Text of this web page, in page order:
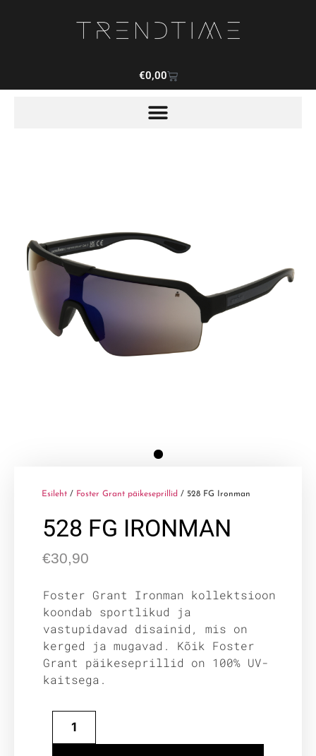
€0,00
Esileht / Foster Grant päikeseprillid / 528 FG Ironman
528 FG IRONMAN
€30,90
Foster Grant Ironman kollektsioon
koondab sportlikud ja
vastupidavad disainid, mis on
kerged ja mugavad. Kõik Foster
Grant päikeseprillid on 100% UV-
kaitsega.